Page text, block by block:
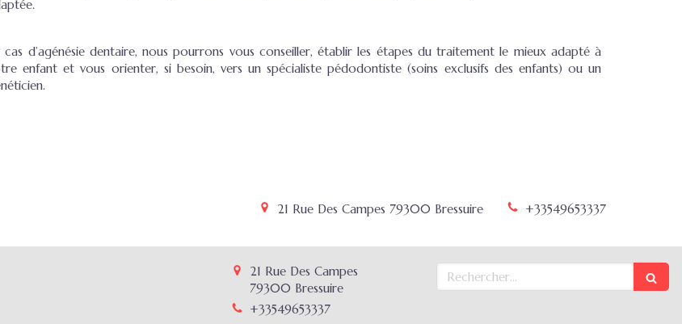
cas d’agénésie dentaire, nous pourrons vous conseiller, établir les étapes du traitement le mieux adapté à
enfant et vous orienter, si besoin, vers un spécialiste pédodontiste (soins exclusifs des enfants) ou un
21 Rue Des Campes 79300 Bressuire +33549653337
21 Rue Des Campes
79300 Bressuire
+33549653337
Rechercher